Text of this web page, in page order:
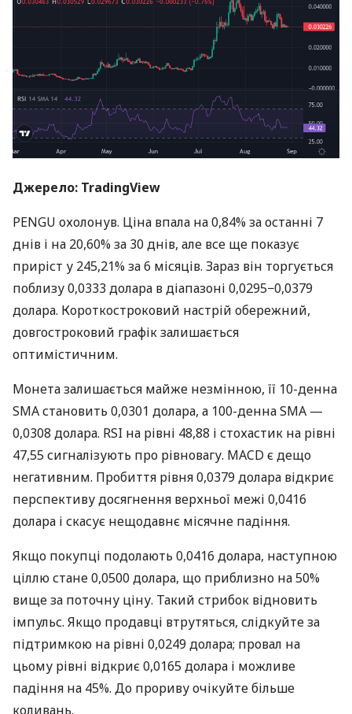
Джерело: TradingView
PENGU охолонув. Ціна впала на 0,84% за останні 7
днів і на 20,60% за 30 днів, але все ще показує
приріст у 245,21% за 6 місяців. Зараз він торгується
поблизу 0,0333 долара в діапазоні 0,0295−0,0379
долара. Короткостроковий настрій обережний,
довгостроковий графік залишається
оптимістичним.
Монета залишається майже незмінною, її 10-денна
SMA становить 0,0301 долара, а 100-денна SMA —
0,0308 долара. RSI на рівні 48,88 і стохастик на рівні
47,55 сигналізують про рівновагу. MACD є дещо
негативним. Пробиття рівня 0,0379 долара відкриє
перспективу досягнення верхньої межі 0,0416
долара і скасує нещодавнє місячне падіння.
Якщо покупці подолають 0,0416 долара, наступною
ціллю стане 0,0500 долара, що приблизно на 50%
вище за поточну ціну. Такий стрибок відновить
імпульс. Якщо продавці втрутяться, слідкуйте за
підтримкою на рівні 0,0249 долара; провал на
цьому рівні відкриє 0,0165 долара і можливе
падіння на 45%. До прориву очікуйте більше
коливань.